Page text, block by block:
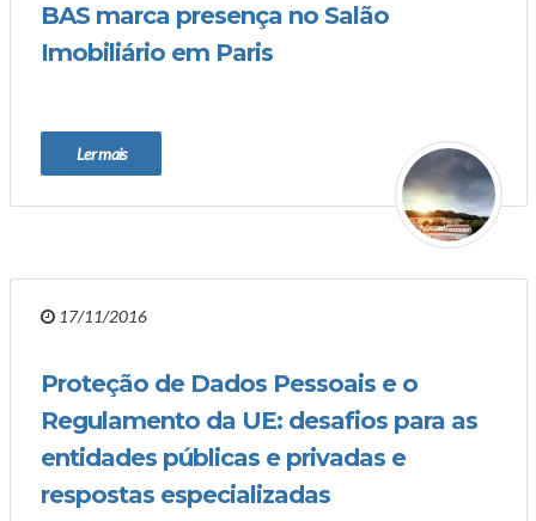
BAS marca presença no Salão
Imobiliário em Paris
Ler mais
17/11/2016
Proteção de Dados Pessoais e o
Regulamento da UE: desafios para as
entidades públicas e privadas e
respostas especializadas